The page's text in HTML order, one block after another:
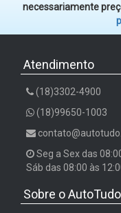
necessariamente
Atendimento
(18)3302-4900
(18)99650-1003
Seg a Sex das
Sáb das 08:00 às
Sobre o AutoTudo